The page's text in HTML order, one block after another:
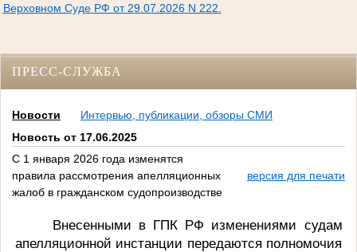
Верховном Суде РФ от 29.07.2026 N 222.
ПРЕСС-СЛУЖБА
Новости
Интервью, публикации, обзоры СМИ
Новость от 17.06.2025
С 1 января 2026 года изменятся
правила рассмотрения апелляционных
жалоб в гражданском судопроизводстве
версия для печати
Внесенными в ГПК РФ изменениями судам
апелляционной инстанции передаются полномочия